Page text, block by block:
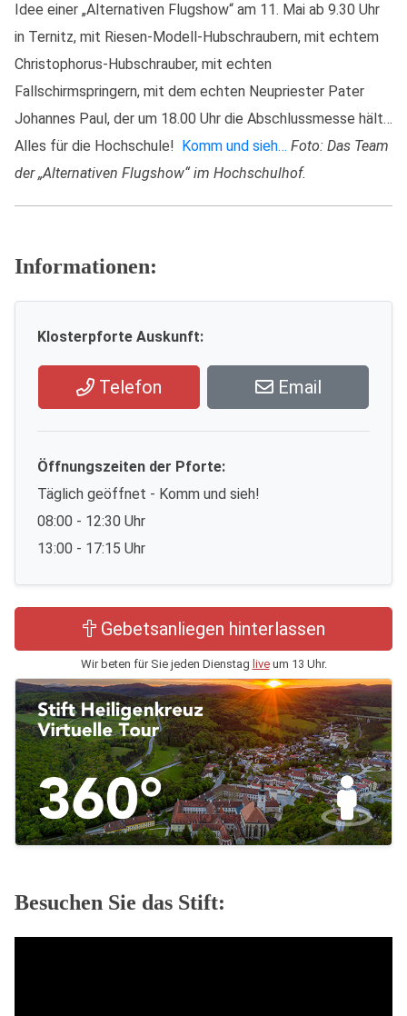
Idee einer „Alternativen Flugshow“ am 11. Mai ab 9.30 Uhr
in Ternitz, mit Riesen-Modell-Hubschraubern, mit echtem
Christophorus-Hubschrauber, mit echten
Fallschirmspringern, mit dem echten Neupriester Pater
Johannes Paul, der um 18.00 Uhr die Abschlussmesse hält…
Alles für die Hochschule! Komm und sieh… Foto: Das Team
der „Alternativen Flugshow“ im Hochschulhof.
Informationen:
Klosterpforte Auskunft:
Telefon Email
Öffnungszeiten der Pforte:
Täglich geöffnet - Komm und sieh!
08:00 - 12:30 Uhr
13:00 - 17:15 Uhr
Gebetsanliegen hinterlassen
Wir beten für Sie jeden Dienstag liveum 13 Uhr.
Besuchen Sie das Stift: